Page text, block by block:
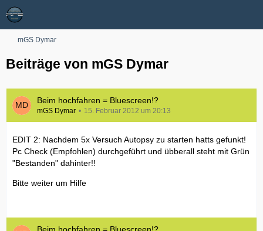
mGS Dymar
Beiträge von mGS Dymar
Beim hochfahren = Bluescreen!?
mGS Dymar 15. Februar 2012 um 20:13
EDIT 2: Nachdem 5x Versuch Autopsy zu starten hatts gefunkt!
Pc Check (Empfohlen) durchgeführt und übberall steht mit Grün
"Bestanden" dahinter!!
Bitte weiter um Hilfe